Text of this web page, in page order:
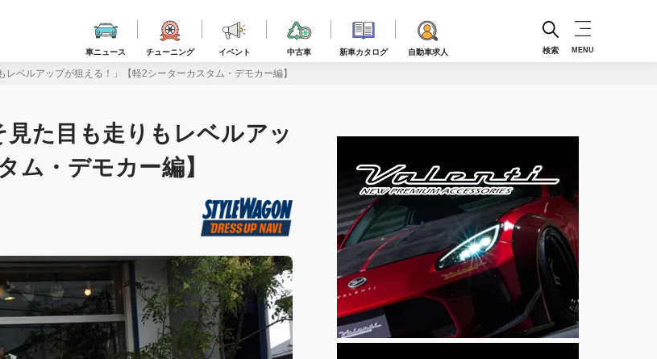
車ニュース チューニング イベント 中古車 新車カタログ 自動車求人 検索 MENU
レベルアップが狙える！」【軽2シーターカスタム・デモカー編】
見た目も走りもレベルアッ
ム・デモカー編】